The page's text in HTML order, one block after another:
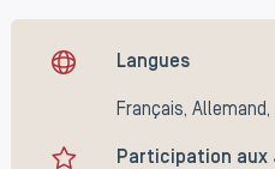
Langues
Français, Allemand,
Participation aux